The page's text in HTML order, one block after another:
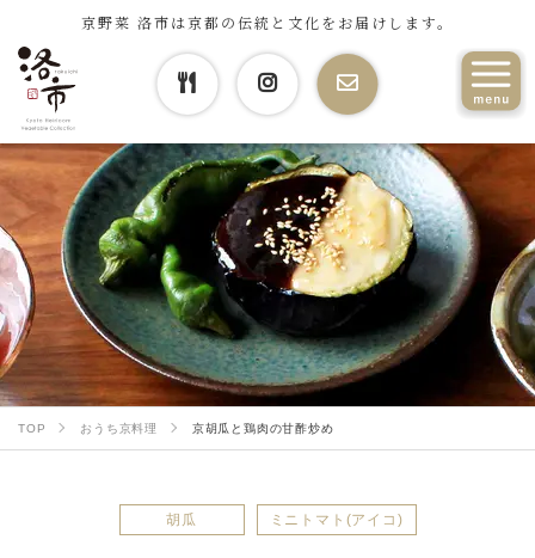
京野菜 洛市は京都の伝統と文化をお届けします。
TOP おうち京料理 京胡瓜と鶏肉の甘酢炒め
胡瓜 ミニトマト(アイコ)